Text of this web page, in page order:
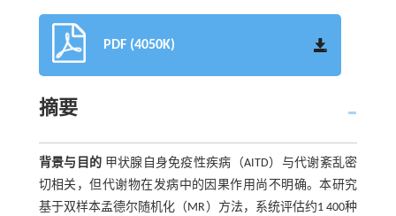
PDF (4050K)
摘要
背景与目的 甲状腺自身免疫性疾病（AITD）与代谢紊乱密
切相关，但代谢物在发病中的因果作用尚不明确。本研究
基于双样本孟德尔随机化（MR）方法，系统评估约1 400种